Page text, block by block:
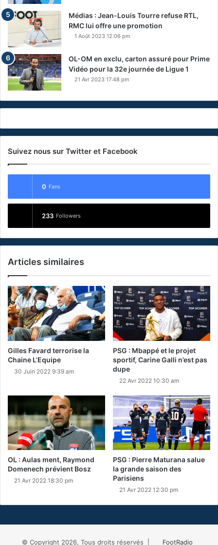
Médias : Jean-Louis Tourre refuse RTL,
RMC lui offre une promotion
1 Août 2023 12:06 pm
OL-OM en exclu, carton assuré pour Prime
Vidéo pour la 32e journée de Ligue 1
21 Avr 2023 17:48 pm
Suivez nous sur Twitter et Facebook
0 Fans
233 Followers
Articles similaires
Gilles Favard terrorise la
Chaine L’Equipe
30 Juin 2022 9:39 am
PSG : Mbappé et le projet
sportif, Carine Galli n’est pas
dupe
22 Avr 2022 10:30 am
OL : Aulas ment, Raymond
Domenech prévient Bosz
21 Avr 2022 18:30 pm
PSG : Pierre Maturana salue
la grande saison des
Parisiens
21 Avr 2022 12:30 pm
© Copyright 2026, Tous droits réservés | FootRadio